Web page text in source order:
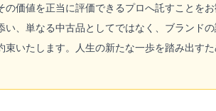
価値を正当に評価できるプロへ託すことを
、単なる中古品としてではなく、ブランド
いたします。人生の新たな一歩を踏み出す